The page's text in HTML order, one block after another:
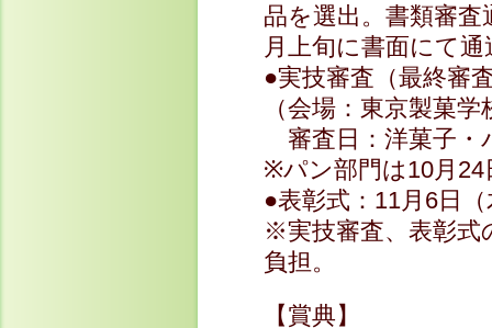
品を選出。書類審
月上旬に書面にて
●実技審査（最終審
（会場：東京製菓学
審査日：洋菓子
※パン部門は10月24
●表彰式：11月6日
※実技審査、表彰式
負担。
【賞典】